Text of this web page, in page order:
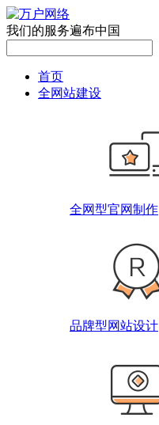
我们的服务遍布中国
首页
全网站建设
全网型官网制作
品牌型网站设计